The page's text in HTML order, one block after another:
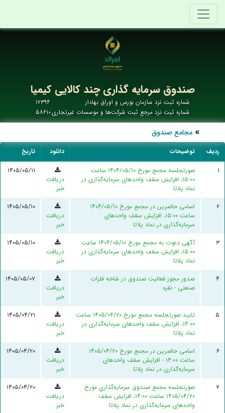
صندوق سرمایه گذاری چند کالایی کیمیا
شماره ثبت نزد سازمان بورس و اوراق بهادار
۱۲۳۹۴
شماره ثبت نزد مرجع ثبت شرکت‌ها و موسسات غیرتجاری۵۸۶۱۰
مجامع صندوق
ردیف توضیحات دانلود
تاریخ
۱
صورتجلسه مجمع مورخ ۱۴۰۴/۰۵/۱۰ ساعت
۱۵:۰۰، افزایش سقف واحد‌های سرمایه‌گذاری در
نماد پلاتا
دریافت
خبر
۱۴۰۵/۰۵/۱۱
۲
اسامی حاضرین در مجمع مورخ ۱۴۰۴/۰۵/۱۰
ساعت ۱۵:۰۰، افزایش سقف واحد‌های
سرمایه‌گذاری در نماد پلاتا
دریافت
خبر
۱۴۰۵/۰۵/۱۰
۳
آگهی دعوت به مجمع مورخ ۱۴۰۴/۰۵/۱۰ ساعت
۱۵:۰۰، افزایش سقف واحد‌های سرمایه‌گذاری در
نماد پلاتا
دریافت
خبر
۱۴۰۵/۰۵/۱۰
۴
صدور مجوز فعالیت صندوق در شاخه فلزات
صنعتی - نقره
دریافت
خبر
۱۴۰۵/۰۵/۰۷
۵
تایید صورتجلسه مجمع مورخ ۱۴۰۵/۰۴/۲۰ ساعت
۱۴:۰۰، افزایش سقف واحد‌های سرمایه‌گذاری در
نماد پلاتا
دریافت
خبر
۱۴۰۵/۰۴/۲۱
۶
اسامی حاضرین در مجمع مورخ ۱۴۰۵/۰۴/۲۰
ساعت ۱۴:۰۰ - افزایش سقف واحد‌های
سرمایه‌گذاری در نماد پلاتا
دریافت
خبر
۱۴۰۵/۰۴/۲۰
۷
صورتجلسه مجمع صندوق سرمايه‌گذاري مورخ
۱۴۰۵/۰۴/۲۰ ساعت ۱۴:۰۰، افزایش سقف
واحد‌های سرمایه‌گذاری در نماد پلاتا
دریافت
خبر
۱۴۰۵/۰۴/۲۰